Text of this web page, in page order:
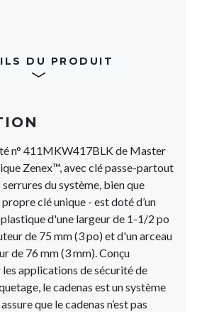
DU PRODUIT
n° 411MKW417BLK de Master
Zenex™, avec clé passe-partout
du système, bien que
clé unique - est doté d’un
d'une largeur de 1-1/2 po
de 75 mm (3 po) et d'un arceau
de 76 mm (3 mm). Conçu
applications de sécurité de
le cadenas est un système
que le cadenas n’est pas